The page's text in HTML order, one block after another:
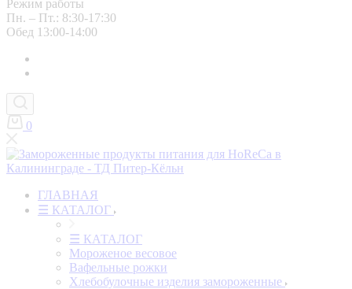
Режим работы
Пн. – Пт.: 8:30-17:30
Обед 13:00-14:00
0
ГЛАВНАЯ
☰ КАТАЛОГ
☰ КАТАЛОГ
Мороженое весовое
Вафельные рожки
Хлебобулочные изделия замороженные